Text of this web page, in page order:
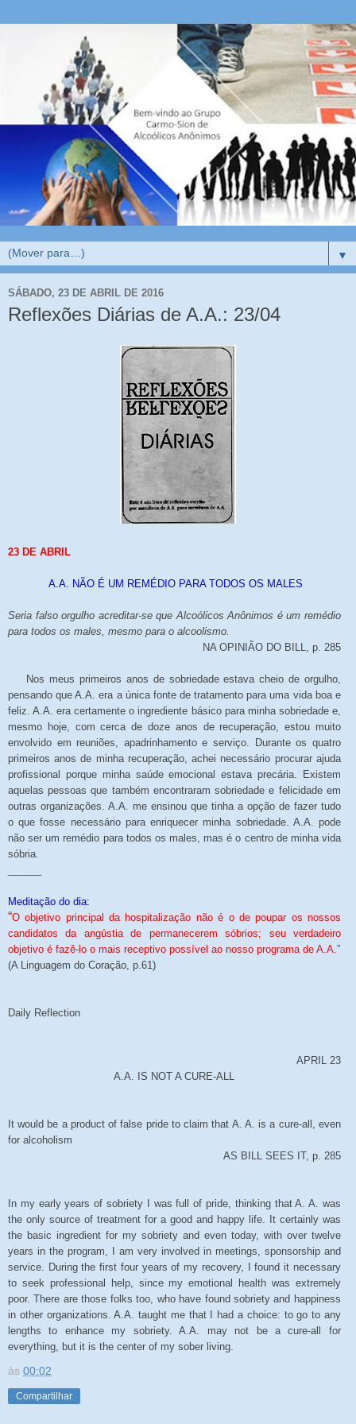
▼
SÁBADO, 23 DE ABRIL DE 2016
Reflexões Diárias de A.A.: 23/04
23 DE ABRIL
A.A. NÃO É UM REMÉDIO PARA TODOS OS MALES
Seria falso orgulho acreditar-se que Alcoólicos Anônimos é um remédio
para todos os males, mesmo para o alcoolismo.
NA OPINIÃO DO BILL, p. 285
Nos meus primeiros anos de sobriedade estava cheio de orgulho,
pensando que A.A. era a única fonte de tratamento para uma vida boa e
feliz. A.A. era certamente o ingrediente básico para minha sobriedade e,
mesmo hoje, com cerca de doze anos de recuperação, estou muito
envolvido em reuniões, apadrinhamento e serviço. Durante os quatro
primeiros anos de minha recuperação, achei necessário procurar ajuda
profissional porque minha saúde emocional estava precária. Existem
aquelas pessoas que também encontraram sobriedade e felicidade em
outras organizações. A.A. me ensinou que tinha a opção de fazer tudo
o que fosse necessário para enriquecer minha sobriedade. A.A. pode
não ser um remédio para todos os males, mas é o centro de minha vida
sóbria.
Meditação do dia:
“O objetivo principal da hospitalização não é o de poupar os nossos
candidatos da angústia de permanecerem sóbrios; seu verdadeiro
objetivo é fazê-lo o mais receptivo possível ao nosso programa de A.A.”
(A Linguagem do Coração, p.61)
Daily Reflection
APRIL 23
A.A. IS NOT A CURE-ALL
It would be a product of false pride to claim that A. A. is a cure-all, even
for alcoholism
AS BILL SEES IT, p. 285
In my early years of sobriety I was full of pride, thinking that A. A. was
the only source of treatment for a good and happy life. It certainly was
the basic ingredient for my sobriety and even today, with over twelve
years in the program, I am very involved in meetings, sponsorship and
service. During the first four years of my recovery, I found it necessary
to seek professional help, since my emotional health was extremely
poor. There are those folks too, who have found sobriety and happiness
in other organizations. A.A. taught me that I had a choice: to go to any
lengths to enhance my sobriety. A.A. may not be a cure-all for
everything, but it is the center of my sober living.
às 00:02
Compartilhar